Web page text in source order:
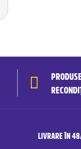
LIVRARE ÎN